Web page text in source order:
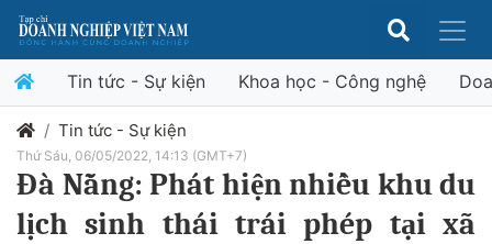
Tin tức - Sự kiện Khoa học - Công nghệ
Tin tức - Sự kiện
Thứ Sáu, 06/05/2022, 14:13 (GMT+7)
Đà Nẵng: Phát hiện nhiều khu du
lịch sinh thái trái phép tại xã